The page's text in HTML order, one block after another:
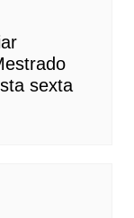
sexta